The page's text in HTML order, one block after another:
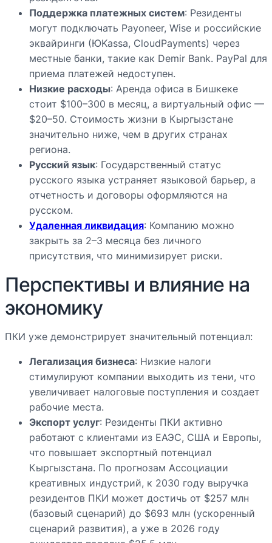
Поддержка платежных систем: Резиденты
могут подключать Payoneer, Wise и российские
эквайринги (ЮKassa, CloudPayments) через
местные банки, такие как Demir Bank. PayPal для
приема платежей недоступен.
Низкие расходы: Аренда офиса в Бишкеке
стоит $100–300 в месяц, а виртуальный офис —
$20–50. Стоимость жизни в Кыргызстане
значительно ниже, чем в других странах
региона.
Русский язык: Государственный статус
русского языка устраняет языковой барьер, а
отчетность и договоры оформляются на
русском.
Удаленная ликвидация: Компанию можно
закрыть за 2–3 месяца без личного
присутствия, что минимизирует риски.
Перспективы и влияние на
экономику
ПКИ уже демонстрирует значительный потенциал:
Легализация бизнеса: Низкие налоги
стимулируют компании выходить из тени, что
увеличивает налоговые поступления и создает
рабочие места.
Экспорт услуг: Резиденты ПКИ активно
работают с клиентами из ЕАЭС, США и Европы,
что повышает экспортный потенциал
Кыргызстана. По прогнозам Ассоциации
креативных индустрий, к 2030 году выручка
резидентов ПКИ может достичь от $257 млн
(базовый сценарий) до $693 млн (ускоренный
сценарий развития), а уже в 2026 году